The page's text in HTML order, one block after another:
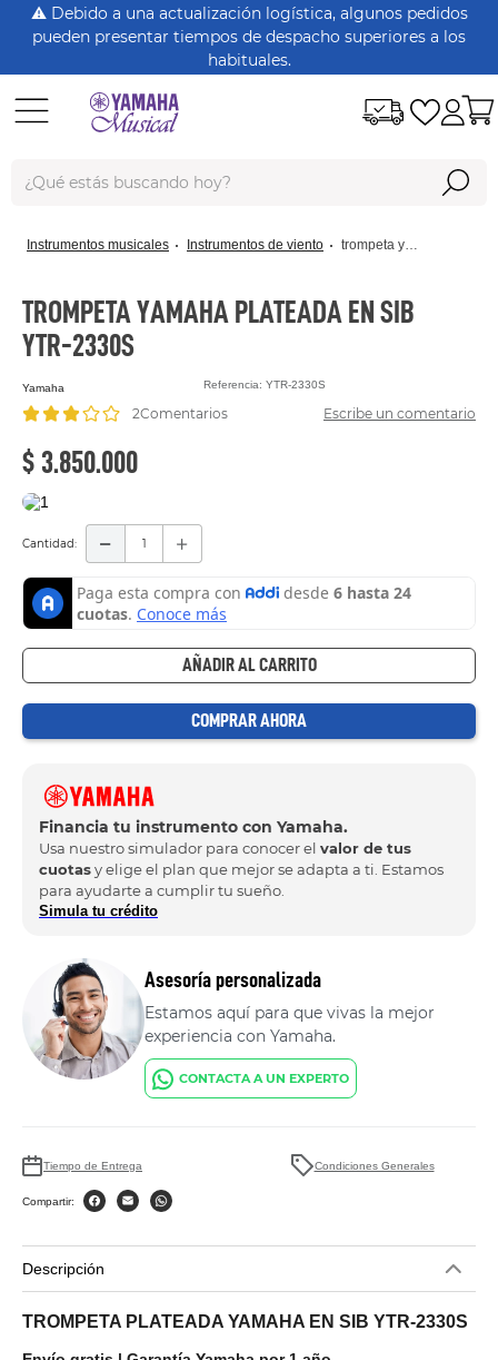
⚠️ Debido a una actualización logística, algunos pedidos
pueden presentar tiempos de despacho superiores a los
habituales.
dt125
rx115
nmax
fz 16
instrumentos musicales instrumentos de viento trompeta yamaha plateada en sib ytr-2330s
TROMPETA YAMAHA PLATEADA EN SIB
YTR-2330S
yamaha Referencia:YTR-2330S
2Comentarios Escribe un comentario
$ 3.850.000
Cantidad
AÑADIR AL CARRITO
COMPRAR AHORA
Financia tu instrumento con Yamaha.
Usa nuestro simulador para conocer el valor de tus
cuotasy elige el plan que mejor se adapta a ti. Estamos
para ayudarte a cumplir tu sueño.
Simula tu crédito
Asesoría personalizada
Estamos aquí para que vivas la mejor
experiencia con Yamaha.
CONTACTA A UN EXPERTO
Tiempo de Entrega Condiciones Generales
Compartir:
Descripción
TROMPETA PLATEADA YAMAHA EN SIB YTR-2330S